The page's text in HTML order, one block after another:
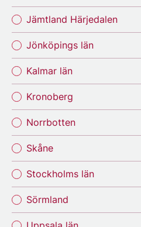
Jämtland Härjedalen
Jönköpings län
Kalmar län
Kronoberg
Norrbotten
Skåne
Stockholms län
Sörmland